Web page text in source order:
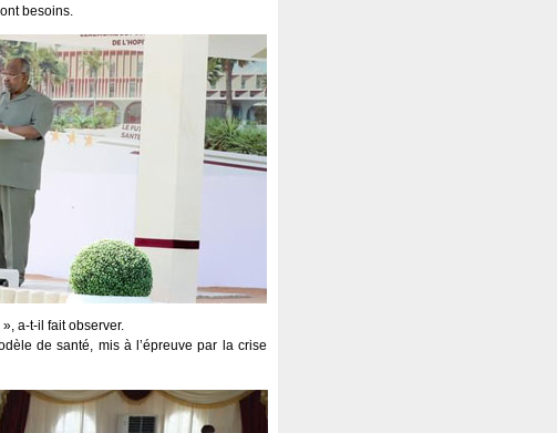
besoins.
a-t-il fait observer.
de santé, mis à l’épreuve par la crise